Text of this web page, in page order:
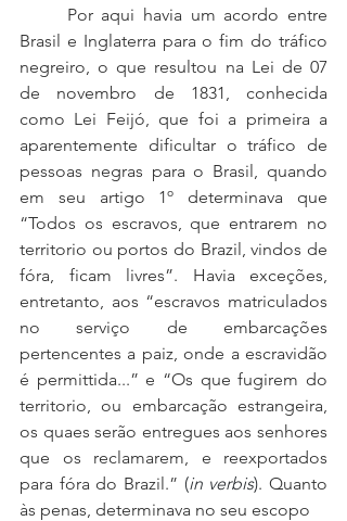
Brasil e Inglaterra para o fim do tráfico
negreiro, o que resultou na Lei de 07
de novembro de 1831, conhecida
como Lei Feijó, que foi a primeira a
aparentemente dificultar o tráfico de
pessoas negras para o Brasil, quando
em seu artigo 1º determinava que
“Todos os escravos, que entrarem no
territorio ou portos do Brazil, vindos de
fóra, ficam livres”. Havia exceções,
entretanto, aos “escravos matriculados
no serviço de embarcações
pertencentes a paiz, onde a escravidão
é permittida...” e “Os que fugirem do
territorio, ou embarcação estrangeira,
os quaes serão entregues aos senhores
que os reclamarem, e reexportados
para fóra do Brazil.” (in verbis). Quanto
às penas, determinava no seu escopo